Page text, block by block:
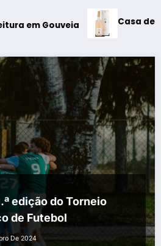
Casa de Santar
edição do Torneio
de Futebol
De 2024